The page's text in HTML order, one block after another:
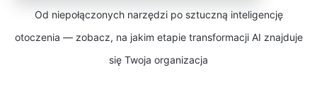
Od niepołączonych narzędzi po sztuczną inteligencję
otoczenia — zobacz, na jakim etapie transformacji AI znajduje
się Twoja organizacja